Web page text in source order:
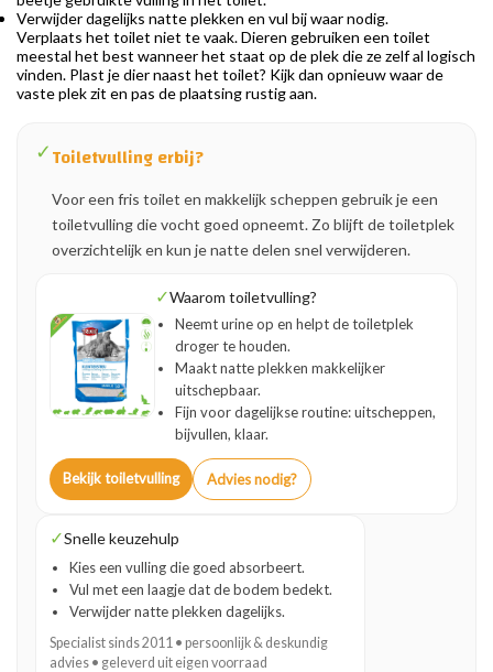
Verwijder dagelijks natte plekken en vul bij waar nodig.
Verplaats het toilet niet te vaak. Dieren gebruiken een toilet
meestal het best wanneer het staat op de plek die ze zelf al logisch
vinden. Plast je dier naast het toilet? Kijk dan opnieuw waar de
vaste plek zit en pas de plaatsing rustig aan.
✓Toiletvulling erbij?
Voor een fris toilet en makkelijk scheppen gebruik je een
toiletvulling die vocht goed opneemt. Zo blijft de toiletplek
overzichtelijk en kun je natte delen snel verwijderen.
✓Waarom toiletvulling?
Neemt urine op en helpt de toiletplek
droger te houden.
Maakt natte plekken makkelijker
uitschepbaar.
Fijn voor dagelijkse routine: uitscheppen,
bijvullen, klaar.
Bekijk toiletvulling Advies nodig?
✓Snelle keuzehulp
Kies een vulling die goed absorbeert.
Vul met een laagje dat de bodem bedekt.
Verwijder natte plekken dagelijks.
Specialist sinds 2011 • persoonlijk & deskundig
advies • geleverd uit eigen voorraad